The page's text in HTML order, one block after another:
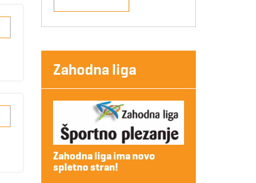
Zahodna liga
Zahodna liga ima novo
spletno stran!